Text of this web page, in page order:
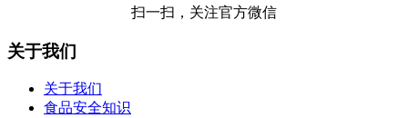
扫一扫，关注官方微信
关于我们
关于我们
食品安全知识